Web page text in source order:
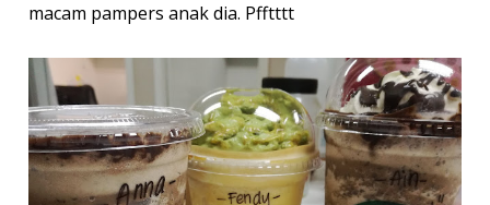
macam pampers anak dia. Pfftttt